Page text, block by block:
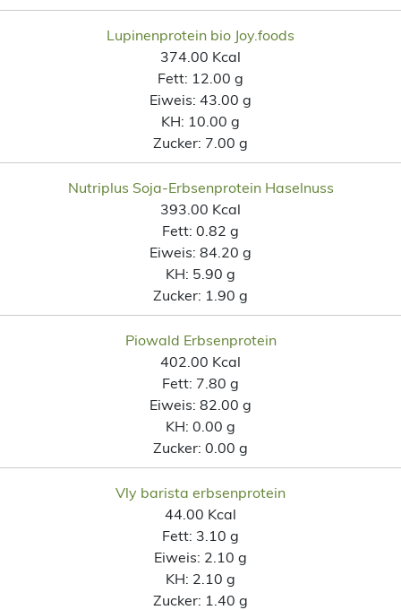
Lupinenprotein bio Joy.foods
374.00 Kcal
Fett: 12.00 g
Eiweis: 43.00 g
KH: 10.00 g
Zucker: 7.00 g
Nutriplus Soja-Erbsenprotein Haselnuss
393.00 Kcal
Fett: 0.82 g
Eiweis: 84.20 g
KH: 5.90 g
Zucker: 1.90 g
Piowald Erbsenprotein
402.00 Kcal
Fett: 7.80 g
Eiweis: 82.00 g
KH: 0.00 g
Zucker: 0.00 g
Vly barista erbsenprotein
44.00 Kcal
Fett: 3.10 g
Eiweis: 2.10 g
KH: 2.10 g
Zucker: 1.40 g